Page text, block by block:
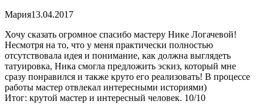
Мария13.04.2017
Хочу сказать огромное спасибо мастеру Нике Логачевой!
Несмотря на то, что у меня практически полностью
отсутствовала идея и понимание, как должна выглядеть
татуировка, Ника смогла предложить эскиз, который мне
сразу понравился и также круто его реализовать! В процессе
работы мастер отвлекал интересными историями)
Итог: крутой мастер и интересный человек. 10/10